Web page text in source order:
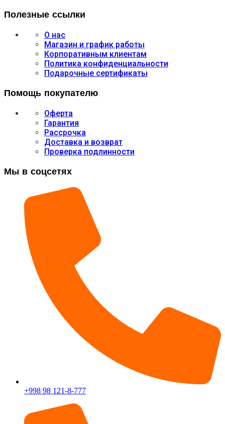
Полезные ссылки
О нас
Магазин и график работы
Корпоративным клиентам
Политика конфиденциальности
Подарочные сертификаты
Помощь покупателю
Оферта
Гарантия
Рассрочка
Доставка и возврат
Проверка подлинности
Мы в соцсетях
+998 98 121-8-777